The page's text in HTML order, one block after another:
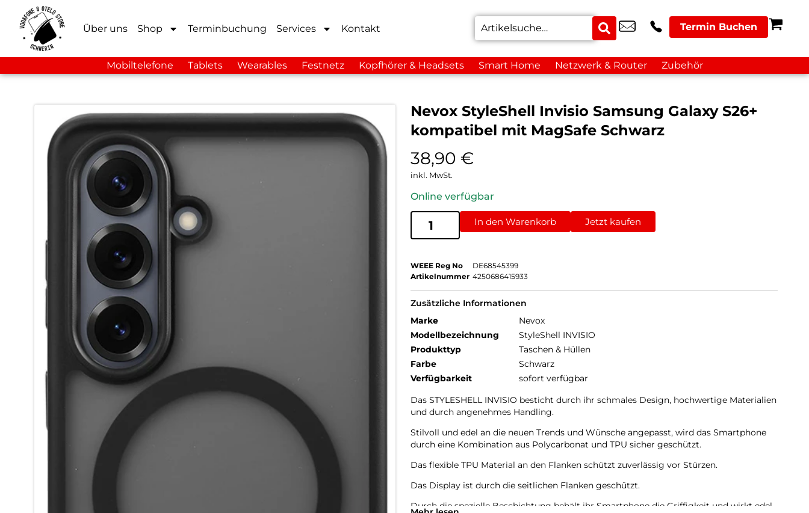
Über uns Shop Terminbuchung Services Kontakt Termin Buchen
Mobiltelefone Tablets Wearables Festnetz Kopfhörer & Headsets Smart Home Netzwerk & Router Zubehör
Nevox StyleShell Invisio Samsung Galaxy S26+
kompatibel mit MagSafe Schwarz
38,90 €
inkl. MwSt.
Online verfügbar
In den Warenkorb Jetzt kaufen
WEEE Reg No
DE68545399
Artikelnummer 4250686415933
Zusätzliche Informationen
Marke
Nevox
Modellbezeichnung
StyleShell INVISIO
Produkttyp
Taschen & Hüllen
Farbe
Schwarz
Verfügbarkeit
sofort verfügbar
Das STYLESHELL INVISIO besticht durch ihr schmales Design, hochwertige Materialien
und durch angenehmes Handling.
Stilvoll und edel an die neuen Trends und Wünsche angepasst, wird das Smartphone
durch eine Kombination aus Polycarbonat und TPU sicher geschützt.
Das flexible TPU Material an den Flanken schützt zuverlässig vor Stürzen.
Das Display ist durch die seitlichen Flanken geschützt.
Durch die spezielle Beschichtung behält ihr Smartphone die Griffigkeit und wirkt edel.